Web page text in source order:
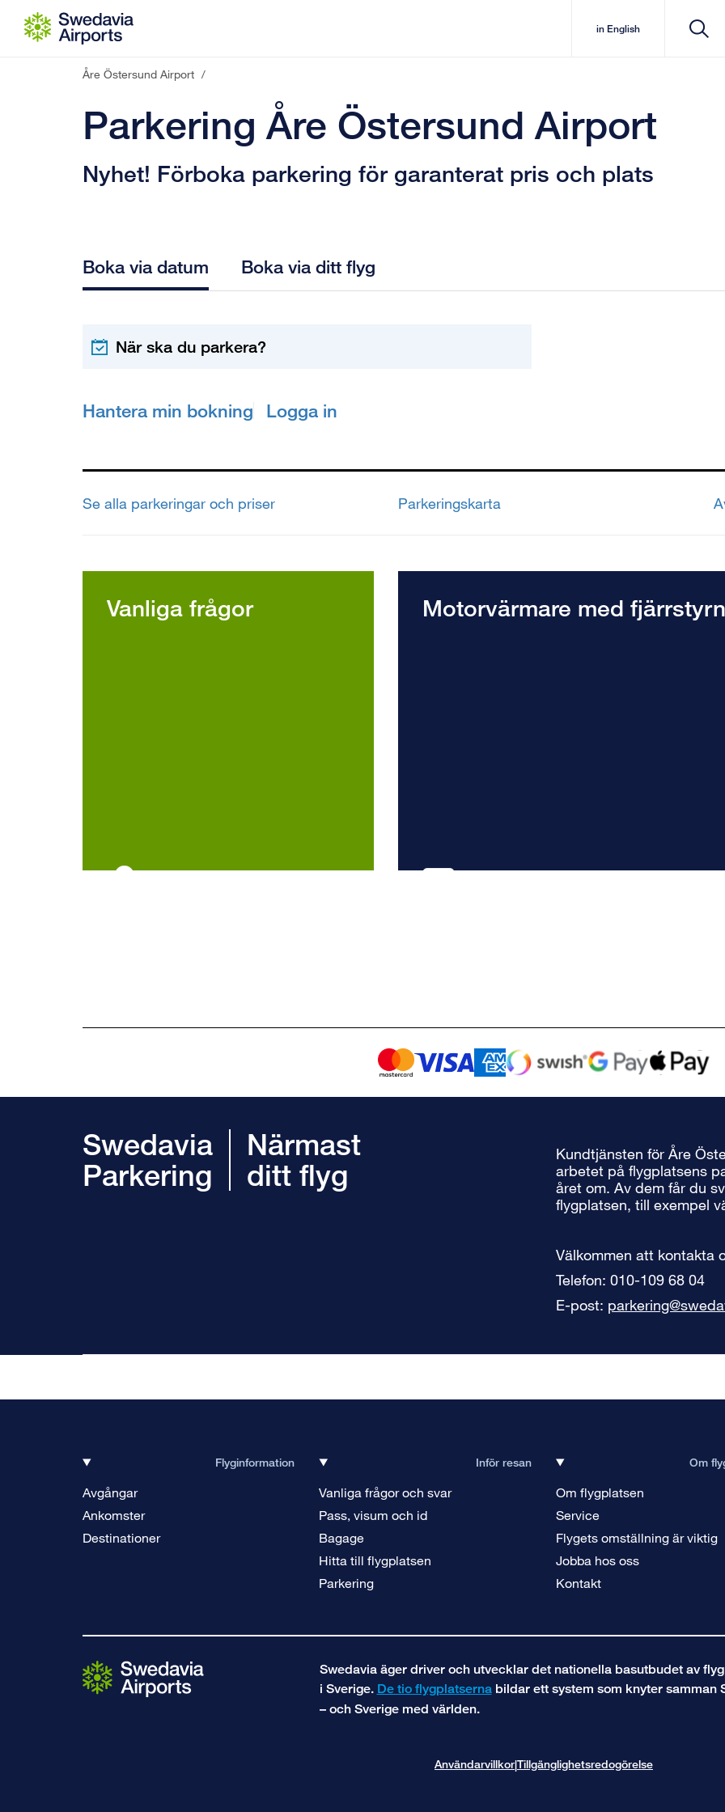
Gå till innehåll
in English
Åre Östersund Airport /
Parkering Åre Östersund Airport
Nyhet! Förboka parkering för garanterat pris och plats
Boka via datum Boka via ditt flyg
Hantera min bokning Logga in
Se alla parkeringar och priser Parkeringskarta
Vanliga frågor Motorvärmare med
Swedavia
Parkering
Närmast
ditt flyg
Kundtjänsten för Åre
arbetet på flygplatsens
året om. Av dem får du
flygplatsen, till exempel
Välkommen att kontakta
Telefon: 010-109 68 04
E-post:
Flyginformation
Avgångar
Ankomster
Destinationer
Inför resan
Vanliga frågor och svar
Pass, visum och id
Bagage
Hitta till flygplatsen
Parkering
Om
Om flygplatsen
Service
Flygets omställning är viktig
Jobba hos oss
Kontakt
Swedavia äger driver och utvecklar det nationella basutbudet av
i Sverige. De tio flygplatsernabildar ett system som knyter samman
– och Sverige med världen.
Användarvillkor|Tillgänglighetsredogörelse